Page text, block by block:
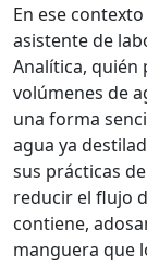
En ese
asistente de
Analítica, quién
volúmenes de
una forma
agua ya
sus prácticas
reducir el flujo
contiene,
manguera que